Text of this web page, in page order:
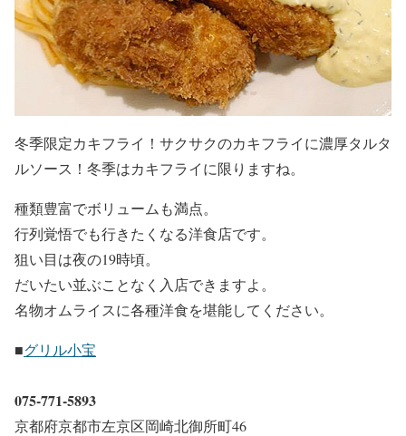
冬季限定カキフライ！サクサクのカキフライに濃厚タルタ
ルソース！冬季はカキフライに限りますね。
種類豊富でボリュームも満点。
行列覚悟でも行きたくなる洋食店です。
狙い目は夜の19時頃。
だいたい並ぶことなく入店できますよ。
名物オムライスに各種洋食を堪能してください。
■グリル小宝
075-771-5893
京都府京都市左京区岡崎北御所町46